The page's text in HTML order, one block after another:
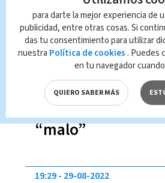
Informe pagado
revela que
“malo”
19:29 29-08-2022
para darte la mejor experiencia de
publicidad, entre otras cosas. Si
das tu consentimiento para utilizar
nuestra Política de cookies . Puedes
en tu navegador
QUIERO SABER MÁS